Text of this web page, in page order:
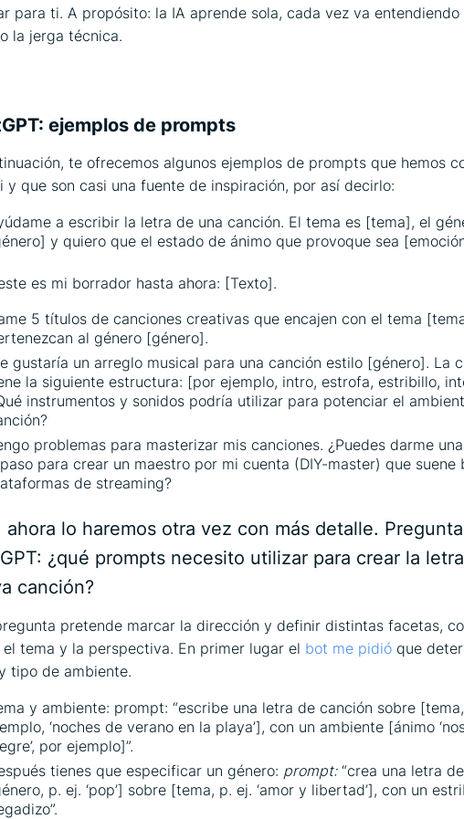
para ti. A propósito: la IA aprende sola, cada vez va entendiendo
la jerga técnica.
ejemplos de prompts
te ofrecemos algunos ejemplos de prompts que hemos
y que son casi una fuente de inspiración, por así decirlo:
a escribir la letra de una canción. El tema es [tema], el
y quiero que el estado de ánimo que provoque sea
es mi borrador hasta ahora: [Texto].
5 títulos de canciones creativas que encajen con el tema
al género [género].
gustaría un arreglo musical para una canción estilo [género]. La
la siguiente estructura: [por ejemplo, intro, estrofa, estribillo,
instrumentos y sonidos podría utilizar para potenciar el
problemas para masterizar mis canciones. ¿Puedes darme
para crear un maestro por mi cuenta (DIY-master) que suene
de streaming?
ahora lo haremos otra vez con más detalle.
¿qué prompts necesito utilizar para crear la
canción?
pretende marcar la dirección y definir distintas facetas,
el tema y la perspectiva. En primer lugar el bot me pidió que
tipo de ambiente.
y ambiente: prompt: “escribe una letra de canción sobre
‘noches de verano en la playa’], con un ambiente [ánimo
por ejemplo]”.
tienes que especificar un género: prompt:“crea una letra
p. ej. ‘pop’] sobre [tema, p. ej. ‘amor y libertad’], con un